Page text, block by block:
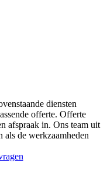
diensten
offerte. Offerte
afspraak in. Ons team uit
de werkzaamheden